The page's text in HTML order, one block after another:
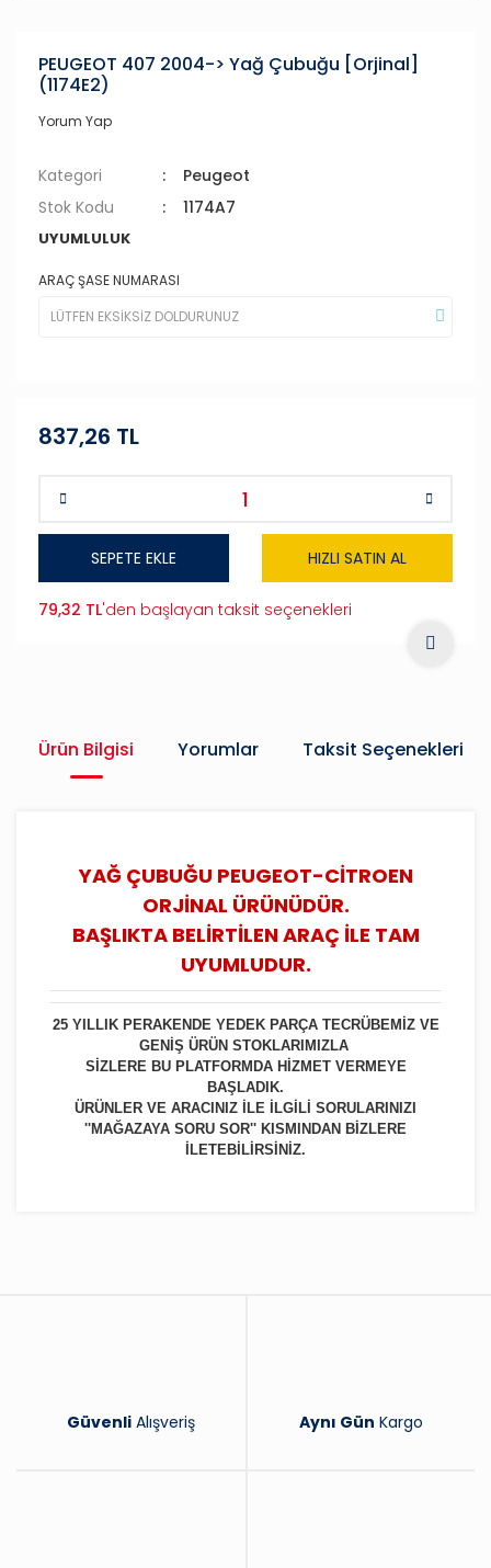
PEUGEOT 407 2004-> Yağ Çubuğu [Orjinal]
(1174E2)
Yorum Yap
Kategori
Peugeot
Stok Kodu
1174A7
UYUMLULUK
ARAÇ ŞASE NUMARASI
837,26 TL
SEPETE EKLE HIZLI SATIN AL
79,32 TL'den başlayan taksit seçenekleri
Ürün Bilgisi Yorumlar Taksit Seçenekleri
YAĞ ÇUBUĞU PEUGEOT-CİTROEN
ORJİNAL ÜRÜNÜDÜR.
BAŞLIKTA BELİRTİLEN ARAÇ İLE TAM
UYUMLUDUR.
25 YILLIK PERAKENDE YEDEK PARÇA TECRÜBEMİZ VE
GENİŞ ÜRÜN STOKLARIMIZLA
SİZLERE BU PLATFORMDA HİZMET VERMEYE
BAŞLADIK.
ÜRÜNLER VE ARACINIZ İLE İLGİLİ SORULARINIZI
''MAĞAZAYA SORU SOR'' KISMINDAN BİZLERE
İLETEBİLİRSİNİZ.
Güvenli Alışveriş Aynı Gün Kargo